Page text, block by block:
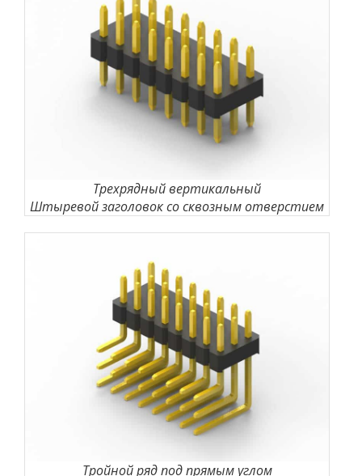
Трехрядный вертикальный
Штыревой заголовок со сквозным отверстием
Тройной ряд под прямым углом